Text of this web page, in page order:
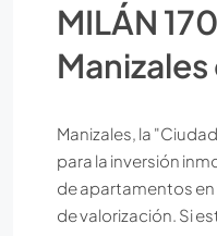
MILÁN
Manizales, la
para la inversión
de apartamentos
de valorización. Si